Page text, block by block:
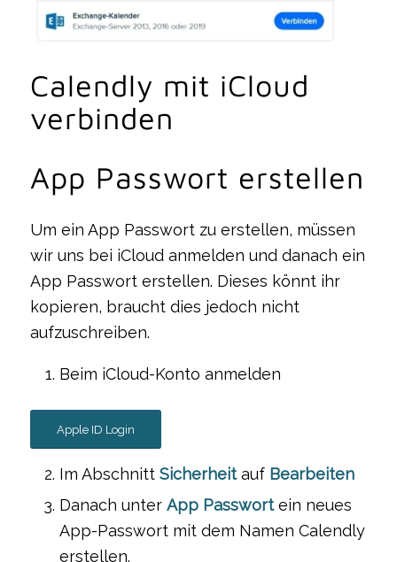
Calendly mit iCloud
verbinden
App Passwort erstellen
Um ein App Passwort zu erstellen, müssen
wir uns bei iCloud anmelden und danach ein
App Passwort erstellen. Dieses könnt ihr
kopieren, braucht dies jedoch nicht
aufzuschreiben.
Beim iCloud-Konto anmelden
Apple ID Login
Im Abschnitt Sicherheitauf Bearbeiten
Danach unter App Passwortein neues
App-Passwort mit dem Namen Calendly
erstellen.